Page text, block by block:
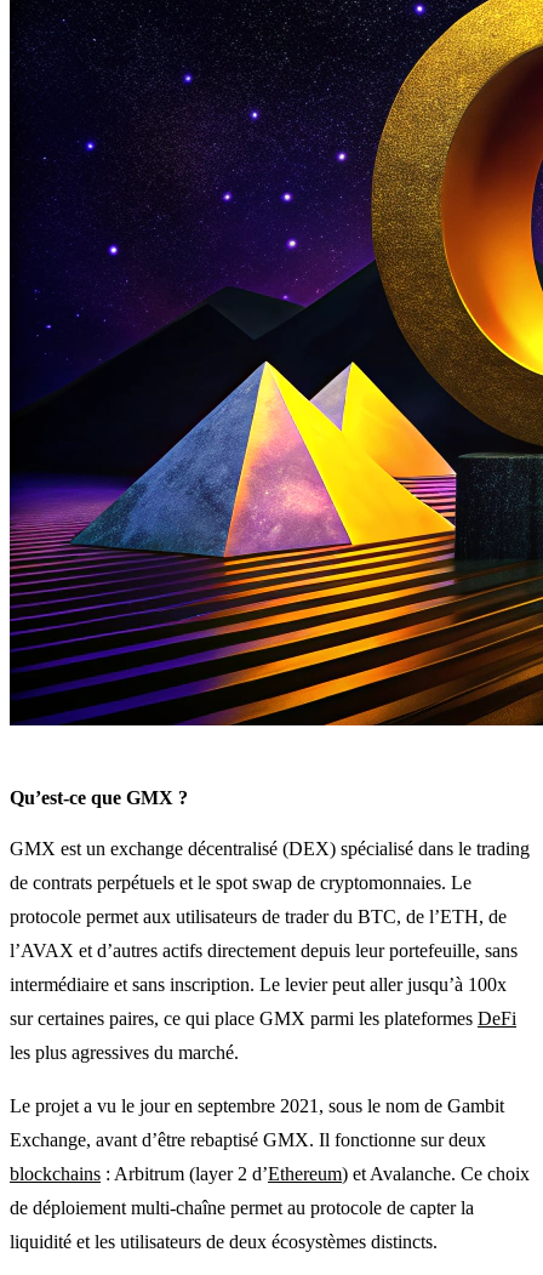
Qu’est-ce que GMX ?
GMX est un exchange décentralisé (DEX) spécialisé dans le trading
de contrats perpétuels et le spot swap de cryptomonnaies. Le
protocole permet aux utilisateurs de trader du BTC, de l’ETH, de
l’AVAX et d’autres actifs directement depuis leur portefeuille, sans
intermédiaire et sans inscription. Le levier peut aller jusqu’à 100x
sur certaines paires, ce qui place GMX parmi les plateformes DeFi
les plus agressives du marché.
Le projet a vu le jour en septembre 2021, sous le nom de Gambit
Exchange, avant d’être rebaptisé GMX. Il fonctionne sur deux
blockchains : Arbitrum (layer 2 d’Ethereum) et Avalanche. Ce choix
de déploiement multi-chaîne permet au protocole de capter la
liquidité et les utilisateurs de deux écosystèmes distincts.